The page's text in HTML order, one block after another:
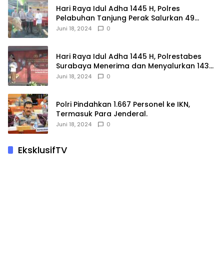
Hari Raya Idul Adha 1445 H, Polres
Pelabuhan Tanjung Perak Salurkan 49
Hewan Korban.
Juni 18, 2024 0
Hari Raya Idul Adha 1445 H, Polrestabes
Surabaya Menerima dan Menyalurkan 143
Hewan Kurban
Juni 18, 2024 0
Polri Pindahkan 1.667 Personel ke IKN,
Termasuk Para Jenderal.
Juni 18, 2024 0
EksklusifTV